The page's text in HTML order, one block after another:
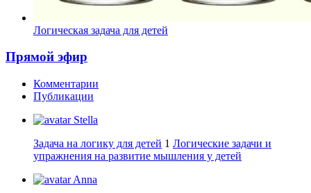
Логическая задача для детей
Прямой эфир
Комментарии
Публикации
Stella
Задача на логику для детей 1 Логические задачи и
упражнения на развитие мышления у детей
Anna